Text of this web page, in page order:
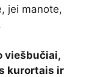
jei manote,
viešbučiai,
kurortais ir